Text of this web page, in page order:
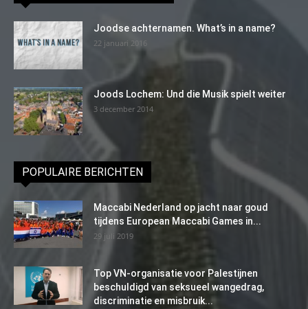
Joodse achternamen. What’s in a name?
22 januari 2016
Joods Lochem: Und die Musik spielt weiter
3 december 2014
POPULAIRE BERICHTEN
Maccabi Nederland op jacht naar goud
tijdens European Maccabi Games in...
29 juli 2019
Top VN-organisatie voor Palestijnen
beschuldigd van seksueel wangedrag,
discriminatie en misbruik...